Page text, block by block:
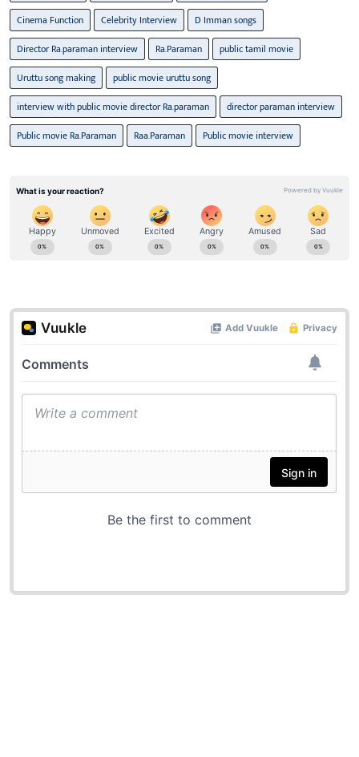
Cinema Function
Celebrity Interview
D Imman songs
Director Ra.paraman interview
Ra.Paraman
public tamil movie
Uruttu song making
public movie uruttu song
interview with public movie director Ra.paraman
director paraman interview
Public movie Ra.Paraman
Raa.Paraman Public movie interview